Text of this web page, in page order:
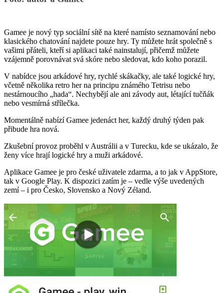
Gamee je nový typ sociální sítě na které namísto seznamování nebo
klasického chatování najdete pouze hry. Ty můžete hrát společně s
vašimi přáteli, kteří si aplikaci také nainstalují, přičemž můžete
vzájemně porovnávat svá skóre nebo sledovat, kdo koho porazil.
V nabídce jsou arkádové hry, rychlé skákačky, ale také logické hry,
včetně několika retro her na principu známého Tetrisu nebo
nestárnoucího „hada“. Nechybějí ale ani závody aut, létající tučňák
nebo vesmírná střílečka.
Momentálně nabízí Gamee jedenáct her, každý druhý týden pak
přibude hra nová.
Zkušební provoz proběhl v Austrálii a v Turecku, kde se ukázalo, že
ženy více hrají logické hry a muži arkádové.
Aplikace Gamee je pro české uživatele zdarma, a to jak v AppStore,
tak v Google Play. K dispozici zatím je – vedle výše uvedených
zemí – i pro Česko, Slovensko a Nový Zéland.